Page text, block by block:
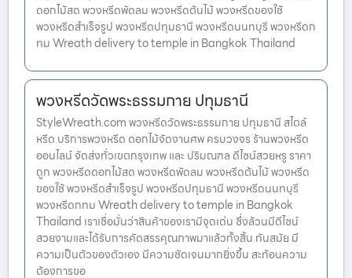
ดอกไม้สด พวงหรีดพัดลม พวงหรีดต้นไม้ พวงหรีดของใช้
พวงหรีดสำเร็จรูป พวงหรีดปทุมธานี พวงหรีดนนทบุรี พวงหรีดก
ทม Wreath delivery to temple in Bangkok Thailand
พวงหรีดวัดพระธรรมกาย ปทุมธานี
StyleWreath.com พวงหรีดวัดพระธรรมกาย ปทุมธานี สไตล์
หรีด บริการพวงหรีด ดอกไม้จัดงานศพ ครบวงจร ร้านพวงหรีด
ออนไลน์ จัดส่งทั่วเขตกรุงเทพ และ ปริมณฑล ดีไซน์สวยหรู ราคา
ถูก พวงหรีดดอกไม้สด พวงหรีดพัดลม พวงหรีดต้นไม้ พวงหรีด
ของใช้ พวงหรีดสำเร็จรูป พวงหรีดปทุมธานี พวงหรีดนนทบุรี
พวงหรีดกทม Wreath delivery to temple in Bangkok
Thailand เราเชื่อมั่นว่าสินค้าของเรามีจุดเด่น ซึ่งล้วนมีดีไซน์
สวยงามและได้รับการคัดสรรคุณภาพมาแล้วทั้งสิ้น ทันสมัย มี
ความเป็นตัวของตัวเอง มีความชัดเจนมากยิ่งขึ้น สะท้อนความ
ต้องการขอ